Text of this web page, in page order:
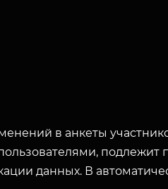
в анкеты
подлежит
данных. В